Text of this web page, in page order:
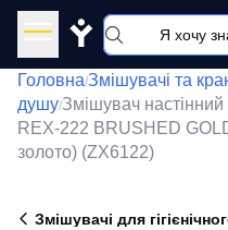
Y
Головна/Змішувачі та
душу/Змішувач настінний
REX-222 BRUSHED
золото) (ZX6122)
Змішувачі для